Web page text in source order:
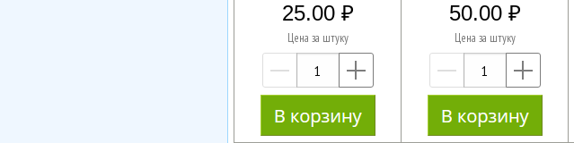
25.00
Цена за штуку
—
50.00
Цена за штуку
—